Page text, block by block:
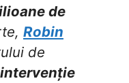
de
Robin
de
intervenție